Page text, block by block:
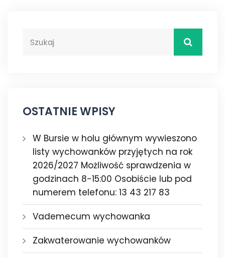
OSTATNIE WPISY
W Bursie w holu głównym wywieszono
listy wychowanków przyjętych na rok
2026/2027 Możliwość sprawdzenia w
godzinach 8-15:00 Osobiście lub pod
numerem telefonu: 13 43 217 83
Vademecum wychowanka
Zakwaterowanie wychowanków